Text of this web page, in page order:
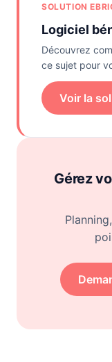
SOLUTION
Logiciel
Découvrez
ce sujet pour
Voir la
Gérez